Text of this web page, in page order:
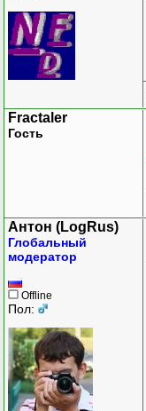
Fractaler
Гость
Антон (LogRus)
Глобальный
модератор
Offline
Пол: